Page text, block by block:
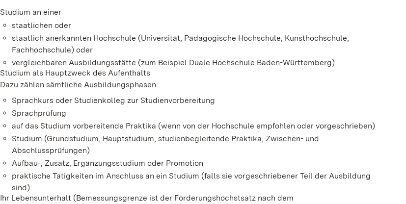
Studium an einer
staatlichen oder
staatlich anerkannten Hochschule (Universität, Pädagogische Hochschule, Kunsthochschule,
Fachhochschule) oder
vergleichbaren Ausbildungsstätte (zum Beispiel Duale Hochschule Baden-Württemberg)
Studium als Hauptzweck des Aufenthalts
Dazu zählen sämtliche Ausbildungsphasen:
Sprachkurs oder Studienkolleg zur Studienvorbereitung
Sprachprüfung
auf das Studium vorbereitende Praktika (wennvon der Hochschule empfohlen oder vorgeschrieben)
Studium (Grundstudium, Hauptstudium, studienbegleitende Praktika, Zwischen- und
Abschlussprüfungen)
Aufbau-, Zusatz, Ergänzungsstudium oder Promotion
praktische Tätigkeiten im Anschluss an ein Studium (falls sie vorgeschriebener Teil der Ausbildung
sind)
Ihr Lebensunterhalt (Bemessungsgrenze ist der Förderungshöchstsatz nach dem